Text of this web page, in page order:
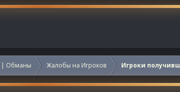
| Обманы Жалобы на Игроков Игроки